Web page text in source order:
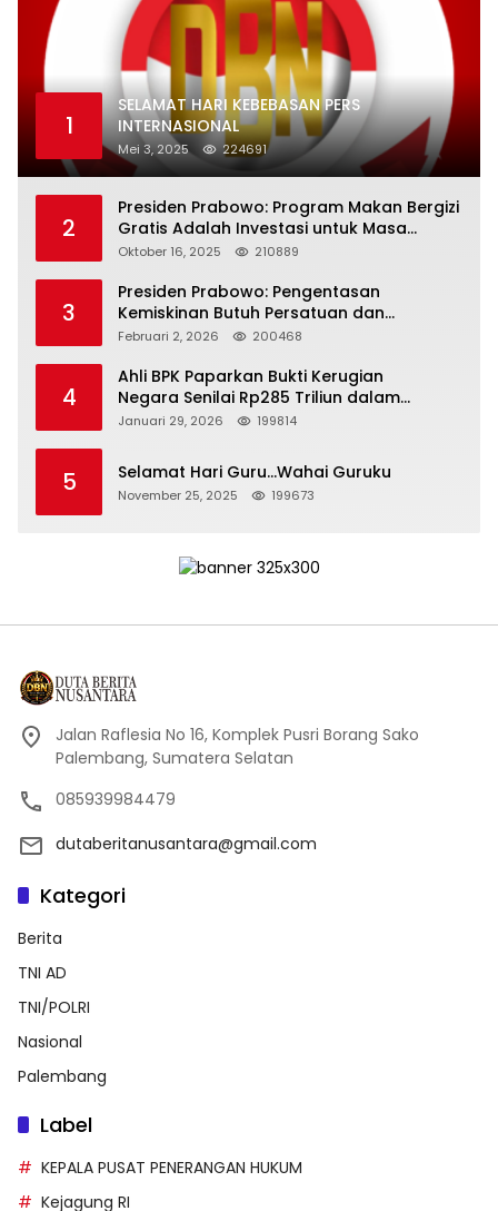
1
SELAMAT HARI KEBEBASAN PERS
INTERNASIONAL
Mei 3, 2025 224691
2
Presiden Prabowo: Program Makan Bergizi
Gratis Adalah Investasi untuk Masa
Depan Bangsa
Oktober 16, 2025 210889
3
Presiden Prabowo: Pengentasan
Kemiskinan Butuh Persatuan dan
Kepemimpinan yang Bertanggung Jawab
Februari 2, 2026 200468
4
Ahli BPK Paparkan Bukti Kerugian
Negara Senilai Rp285 Triliun dalam
Persidangan Korupsi PT Pertamina
Januari 29, 2026 199814
5 Selamat Hari Guru…Wahai Guruku
November 25, 2025 199673
Jalan Raflesia No 16, Komplek Pusri Borang Sako
Palembang, Sumatera Selatan
085939984479
dutaberitanusantara@gmail.com
Kategori
Berita
TNI AD
TNI/POLRI
Nasional
Palembang
Label
KEPALA PUSAT PENERANGAN HUKUM
Kejagung RI